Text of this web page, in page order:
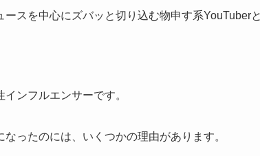
スを中心にズバッと切り込む物申す系YouTuber
ンフルエンサーです。
ったのには、いくつかの理由があります。